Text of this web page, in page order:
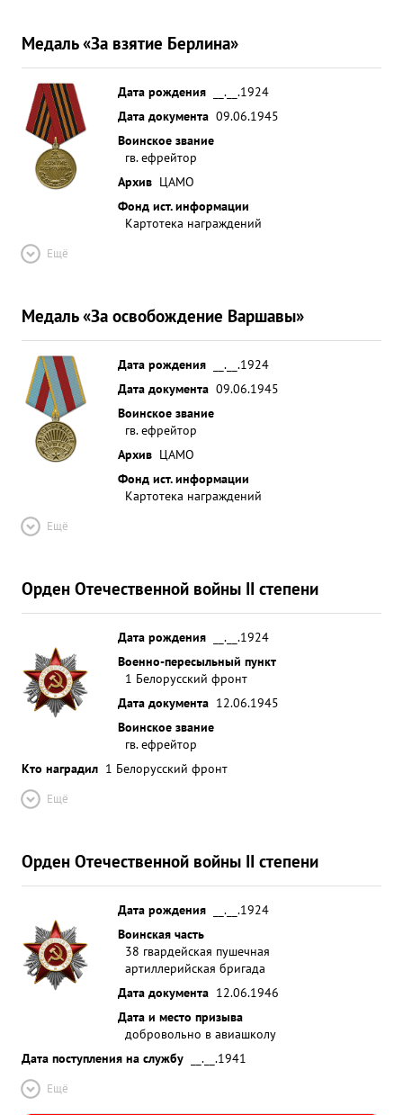
Медаль «За взятие Берлина»
Дата рождения
__.__.1924
Дата документа 09.06.1945
Воинское звание
гв. ефрейтор
Архив ЦАМО
Фонд ист. информации
Картотека награждений
Ещё
Медаль «За освобождение Варшавы»
Дата рождения
__.__.1924
Дата документа 09.06.1945
Воинское звание
гв. ефрейтор
Архив ЦАМО
Фонд ист. информации
Картотека награждений
Ещё
Орден Отечественной войны II степени
Дата рождения
__.__.1924
Военно-пересыльный пункт
1 Белорусский фронт
Дата документа 12.06.1945
Воинское звание
гв. ефрейтор
Кто наградил 1 Белорусский фронт
Ещё
Орден Отечественной войны II степени
Дата рождения
__.__.1924
Воинская часть
38 гвардейская пушечная
артиллерийская бригада
Дата документа 12.06.1946
Дата и место призыва
добровольно в авиашколу
Дата поступления на службу
__.__.1941
Ещё